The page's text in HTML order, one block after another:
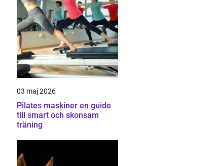
03 maj 2026
Pilates maskiner en guide
till smart och skonsam
träning